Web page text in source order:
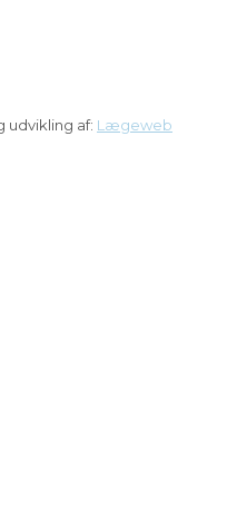
udvikling af: Lægeweb